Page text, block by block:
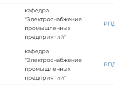
кафедра
"Электроснабжение
промышленных
предприятий"
кафедра
"Электроснабжение
промышленных
предприятий"